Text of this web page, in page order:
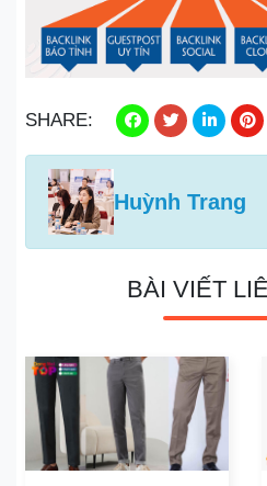
SHARE:
Huỳnh Trang
BÀI VIẾT